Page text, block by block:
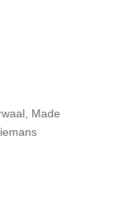
Made